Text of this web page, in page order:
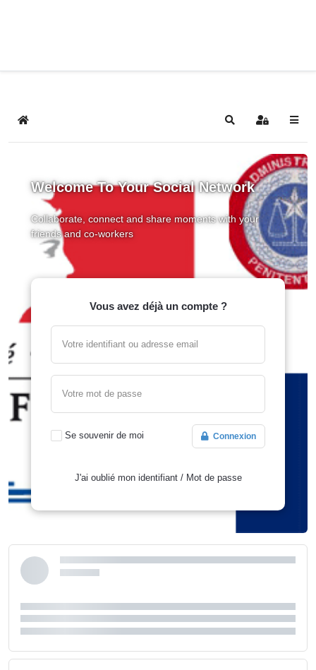
Home SearchSign In
Welcome To Your Social Network
Collaborate, connect and share moments with your
friends and co-workers
Vous avez déjà un compte ?
Votre identifiant ou adresse email
Votre mot de passe
Se souvenir de moi Connexion
J'ai oublié mon identifiant/ Mot de passe